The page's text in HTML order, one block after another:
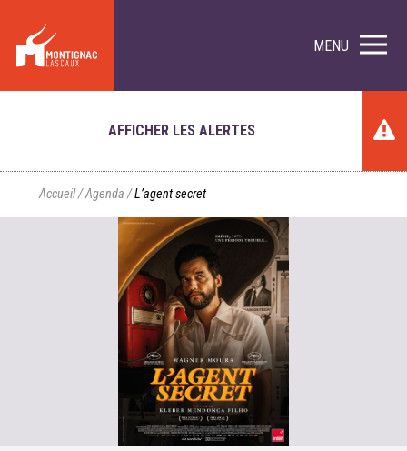
MENU
AFFICHER LES ALERTES
Accueil/Agenda /L’agent secret